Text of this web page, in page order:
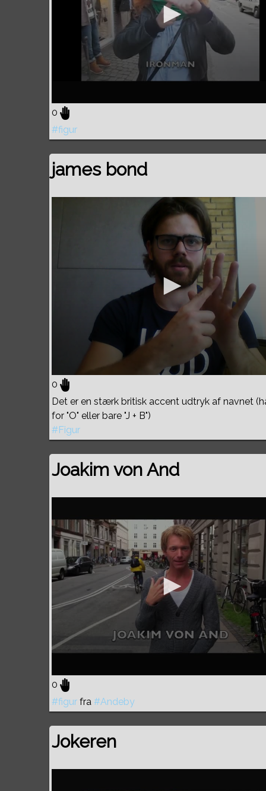
0
#figur
james bond
0
Det er en stærk britisk accent udtryk af navnet
for "O" eller bare "J + B")
#Figur
Joakim von And
0
#figur fra #Andeby
Jokeren